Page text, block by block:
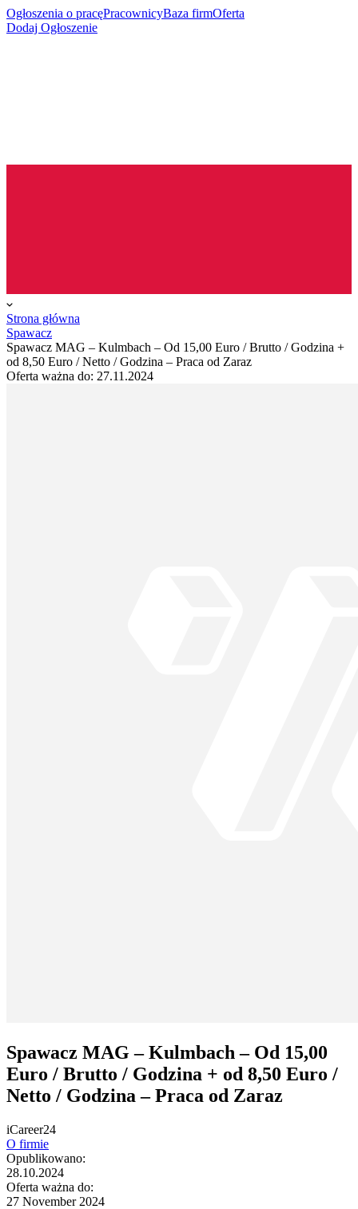
Ogłoszenia o pracęPracownicyBaza firmOferta
Dodaj Ogłoszenie
Strona główna
Spawacz
Spawacz MAG – Kulmbach – Od 15,00 Euro / Brutto / Godzina +
od 8,50 Euro / Netto / Godzina – Praca od Zaraz
Oferta ważna do: 27.11.2024
Spawacz MAG – Kulmbach – Od 15,00
Euro / Brutto / Godzina + od 8,50 Euro /
Netto / Godzina – Praca od Zaraz
iCareer24
O firmie
Opublikowano:
28.10.2024
Oferta ważna do:
27 November 2024